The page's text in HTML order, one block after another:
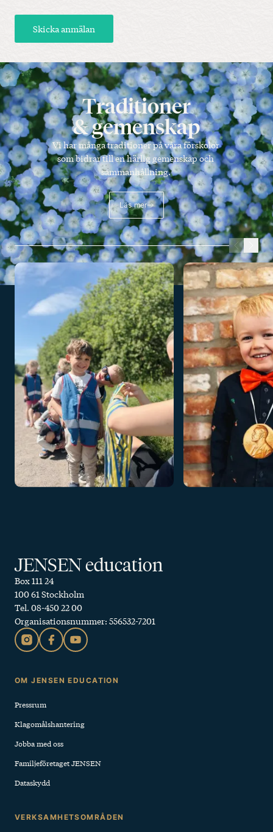
Skicka anmälan
Traditioner
& gemenskap
Vi har många traditioner på våra förskolor
som bidrar till en härlig gemenskap och
sammanhållning.
Läs mer
JENSEN education
Box 111 24
100 61 Stockholm
Tel. 08-450 22 00
Organisationsnummer: 556532-7201
Sidfot
OM JENSEN EDUCATION
Pressrum
Klagomålshantering
Jobba med oss
Familjeföretaget JENSEN
Dataskydd
VERKSAMHETSOMRÅDEN